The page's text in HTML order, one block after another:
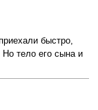
быстро,
тело его сына и